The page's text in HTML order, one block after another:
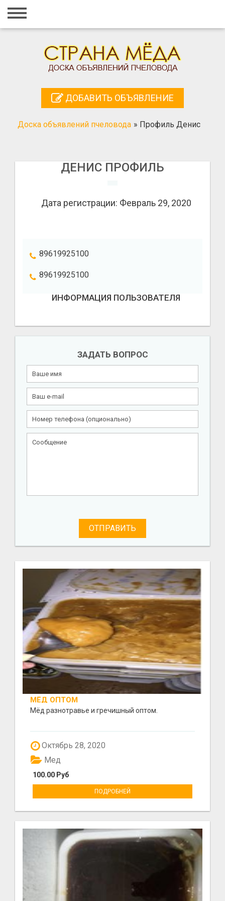
Главная
Регистрация
Добавить объявление
Поиск
ДОБАВИТЬ ОБЪЯВЛЕНИЕ
Доска объявлений пчеловода » Профиль Денис
ДЕНИС ПРОФИЛЬ
Дата регистрации: Февраль 29, 2020
89619925100
89619925100
ИНФОРМАЦИЯ ПОЛЬЗОВАТЕЛЯ
ЗАДАТЬ ВОПРОС
ОТПРАВИТЬ
МЁД ОПТОМ
Мёд разнотравье и гречишный оптом.
Октябрь 28, 2020
100.00 Руб
Мед
ПОДРОБНЕЙ